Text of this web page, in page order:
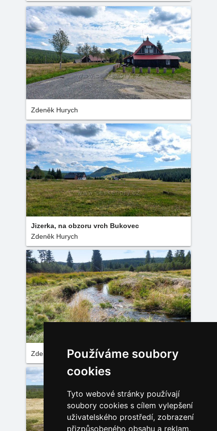
Používáme soubory
cookies
Tyto webové stránky používají
soubory cookies s cílem vylepšení
uživatelského prostředí, zobrazení
přizpůsobeného obsahu a reklam,
Zdeněk Hurych
Jizerka, na obzoru vrch Bukovec
Zdeněk Hurych
Zdeněk Hurych